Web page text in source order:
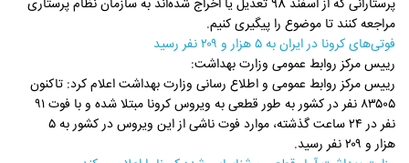
پرستارانی که از اسفند 98 تعدیل یا اخراج شده‌اند به سازمان نظام پرستاری
مراجعه کنند تا موضوع را پیگیری کنیم.
فوتی‌های کرونا در ایران به ۵ هزار و ۲۰۹ نفر رسید
رییس مرکز روابط عمومی وزارت بهداشت:
رییس مرکز روابط عمومی و اطلاع رسانی وزارت بهداشت اعلام کرد: تاکنون
۸۳۵۰۵ نفر در کشور به طور قطعی به ویروس کرونا مبتلا شده و با فوت ۹۱
نفر در ۲۴ ساعت گذشته، موارد فوت ناشی از این ویروس در کشور به ۵
هزار و ۲۰۹ نفر رسید.